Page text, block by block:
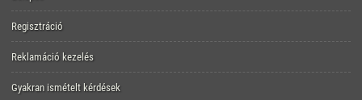
Regisztráció
Reklamáció kezelés
Gyakran ismételt kérdések